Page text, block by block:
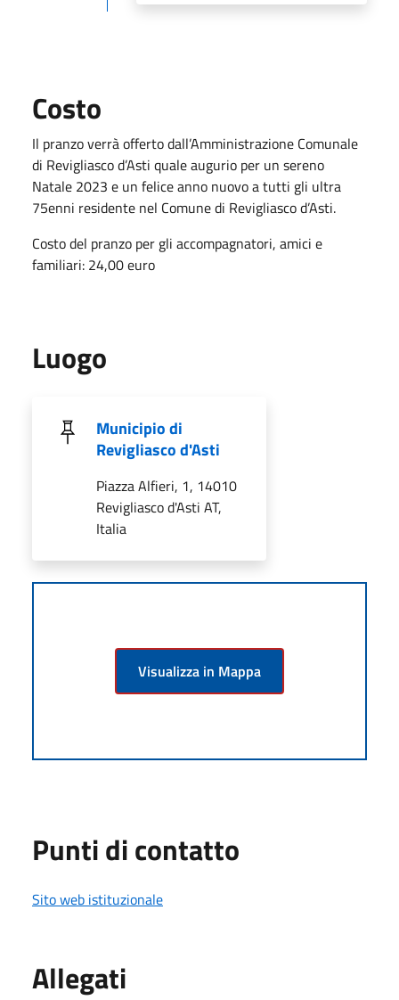
Costo
Il pranzo verrà offerto dall’Amministrazione Comunale
di Revigliasco d’Asti quale augurio per un sereno
Natale 2023 e un felice anno nuovo a tutti gli ultra
75enni residente nel Comune di Revigliasco d’Asti.
Costo del pranzo per gli accompagnatori, amici e
familiari: 24,00 euro
Luogo
Municipio di
Revigliasco d'Asti
Piazza Alfieri, 1, 14010
Revigliasco d'Asti AT,
Italia
Visualizza in Mappa
Punti di contatto
Sito web istituzionale
Allegati